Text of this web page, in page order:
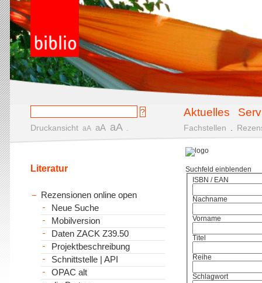
Aktuelles
Druckansicht aA aA aA Fachstellen
Suchfeld einblenden
ISBN / EAN
Nachname
Vorname
Titel
Reihe
Schlagwort
Literatur
Rezensionen online open
Neue Suche
Mobilversion
Daten ZACK Z39.50
Projektbeschreibung
Schnittstelle | API
OPAC alt